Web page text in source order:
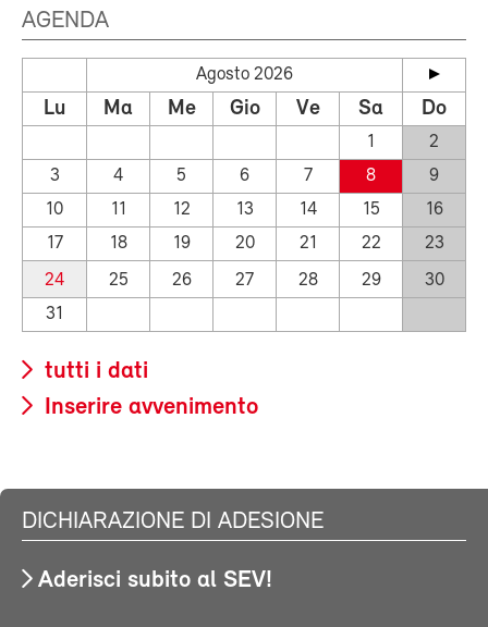
AGENDA
Agosto 2026
Lu Ma Me Gio Ve Sa Do
1
2
3
4 5 6 7 8
9
10
11 12 13 14 15
16
17
18 19 20 21 22
23
24
25 26 27 28 29
30
31
tutti i dati
Inserire avvenimento
DICHIARAZIONE DI ADESIONE
Aderisci subito al SEV!